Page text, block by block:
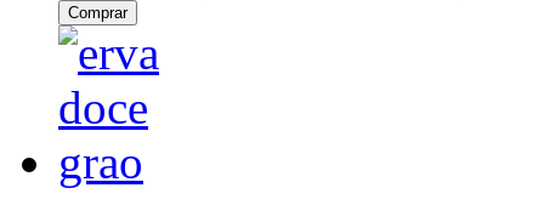
Comprar